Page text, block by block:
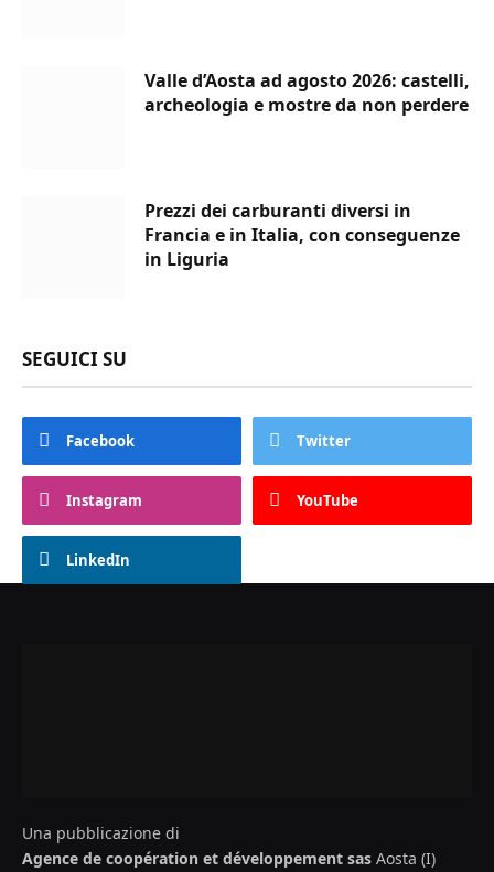
Valle d’Aosta ad agosto 2026: castelli,
archeologia e mostre da non perdere
Prezzi dei carburanti diversi in
Francia e in Italia, con conseguenze
in Liguria
SEGUICI SU
Facebook Twitter
Instagram YouTube
LinkedIn
Una pubblicazione di
Agence de coopération et développement sas Aosta (I)